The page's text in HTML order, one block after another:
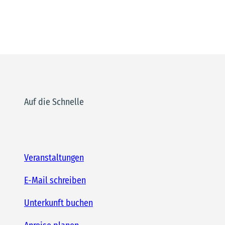
Auf die Schnelle
Veranstaltungen
E-Mail schreiben
Unterkunft buchen